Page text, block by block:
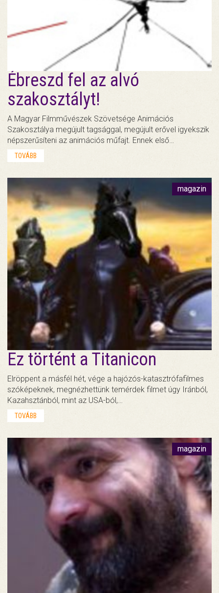
Ébreszd fel az alvó
szakosztályt!
A Magyar Filmművészek Szövetsége Animációs
Szakosztálya megújult tagsággal, megújult erővel igyekszik
népszerűsíteni az animációs műfajt. Ennek első…
TOVÁBB
magazin
Ez történt a Titanicon
Elröppent a másfél hét, vége a hajózós-katasztrófafilmes
szóképeknek, megnézhettünk temérdek filmet úgy Iránból,
Kazahsztánból, mint az USA-ból,…
TOVÁBB
magazin